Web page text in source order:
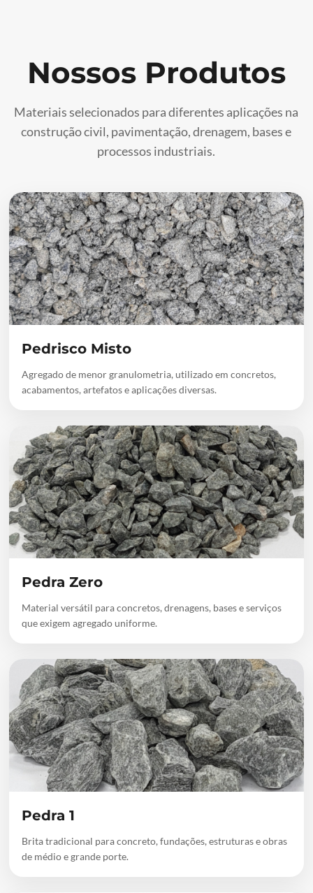
Nossos Produtos
Materiais selecionados para diferentes aplicações na
construção civil, pavimentação, drenagem, bases e
processos industriais.
Pedrisco Misto
Agregado de menor granulometria, utilizado em concretos,
acabamentos, artefatos e aplicações diversas.
Pedra Zero
Material versátil para concretos, drenagens, bases e serviços
que exigem agregado uniforme.
Pedra 1
Brita tradicional para concreto, fundações, estruturas e obras
de médio e grande porte.